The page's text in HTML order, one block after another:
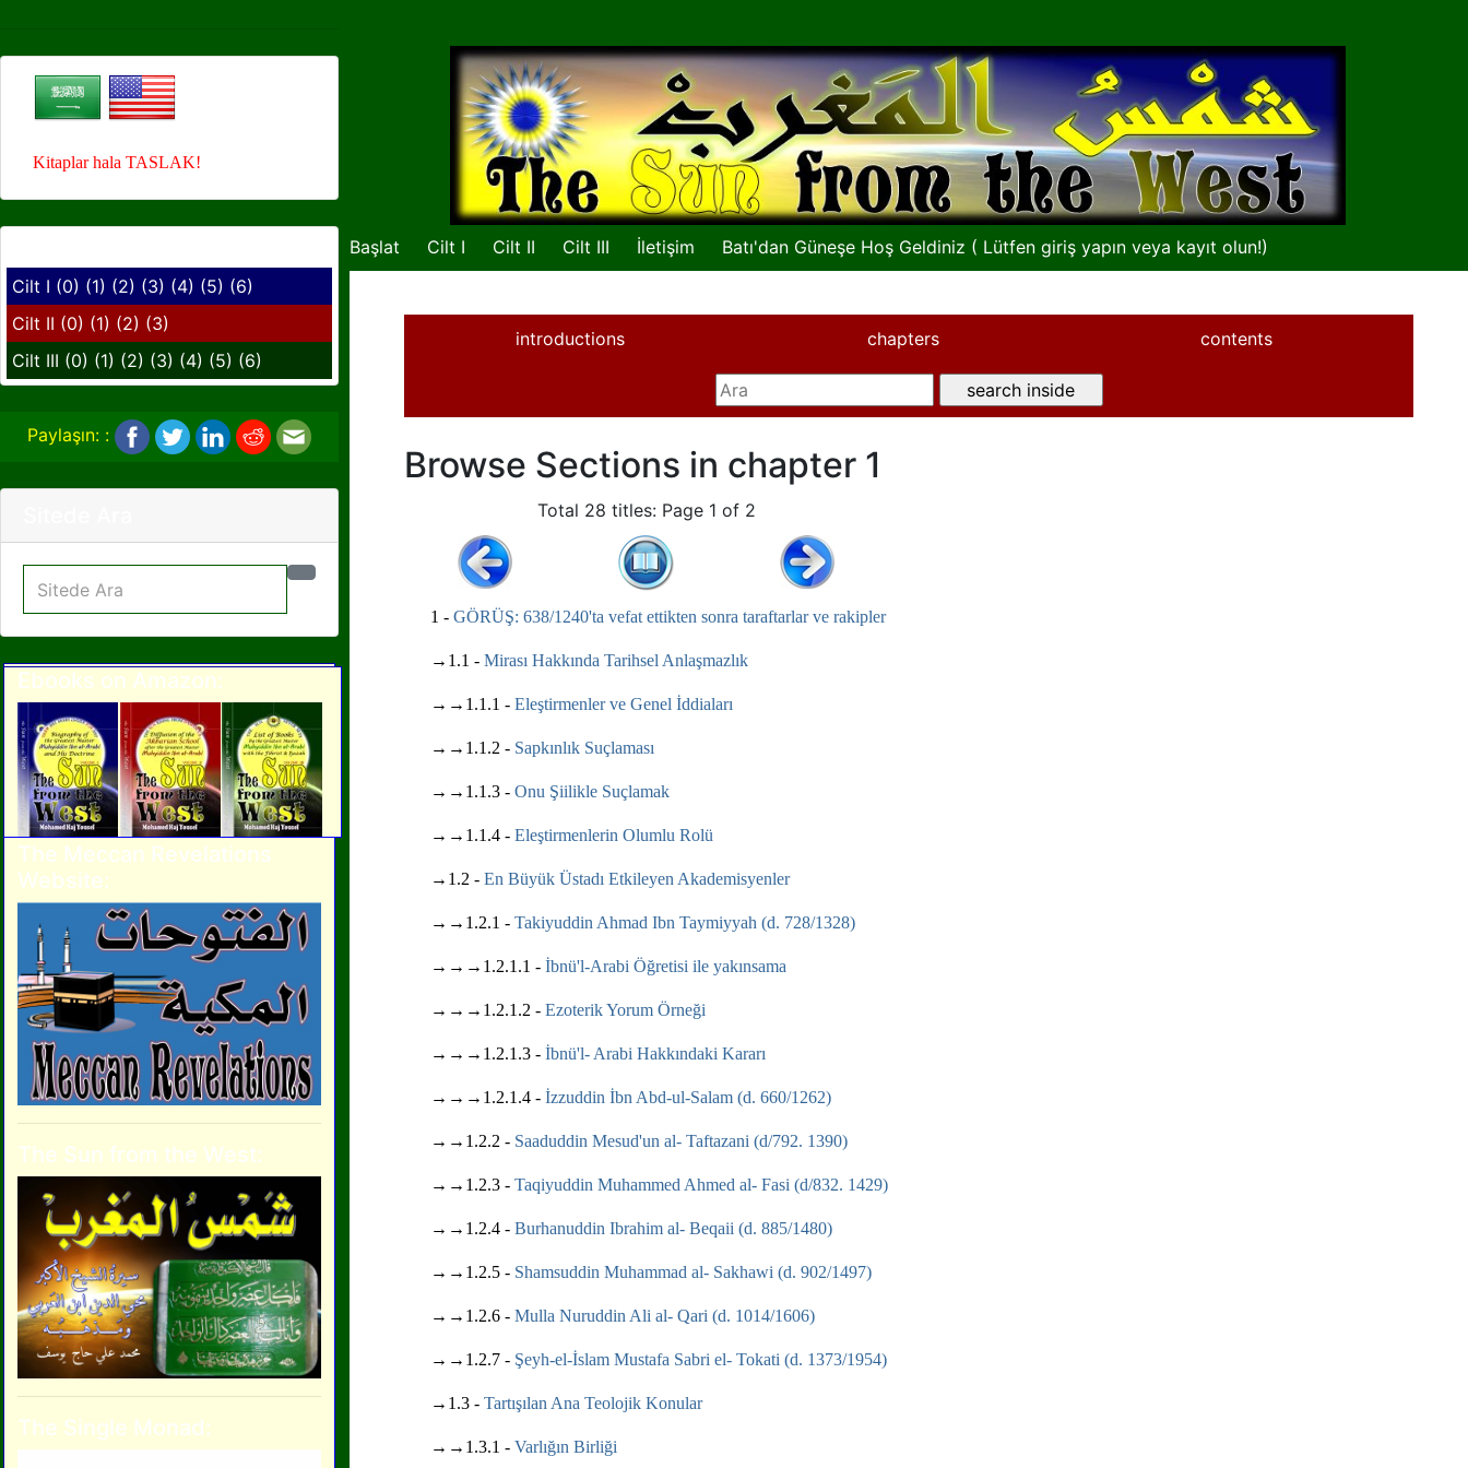
Kitaplar hala TASLAK!
Cilt I (0) (1) (2) (3) (4) (5) (6)
Cilt II (0) (1) (2) (3)
Cilt III (0) (1) (2) (3) (4) (5) (6)
Paylaşın: :
Ebooks on Amazon:
The Meccan Revelations
Website:
The Sun from the West:
The Single Monad:
Başlat Cilt I Cilt II Cilt III İletişim Batı'dan Güneşe Hoş Geldiniz ( Lütfen giriş yapın veya kayıt olun!)
introductions chapters contents
Browse Sections in chapter 1
Total 28 titles: Page 1 of 2
1 - GÖRÜŞ: 638/1240'ta vefat ettikten sonra taraftarlar ve rakipler
→1.1 - Mirası Hakkında Tarihsel Anlaşmazlık
→→1.1.1 - Eleştirmenler ve Genel İddiaları
→→1.1.2 - Sapkınlık Suçlaması
→→1.1.3 - Onu Şiilikle Suçlamak
→→1.1.4 - Eleştirmenlerin Olumlu Rolü
→1.2 - En Büyük Üstadı Etkileyen Akademisyenler
→→1.2.1 - Takiyuddin Ahmad Ibn Taymiyyah (d. 728/1328)
→→→1.2.1.1 - İbnü'l-Arabi Öğretisi ile yakınsama
→→→1.2.1.2 - Ezoterik Yorum Örneği
→→→1.2.1.3 - İbnü'l- Arabi Hakkındaki Kararı
→→→1.2.1.4 - İzzuddin İbn Abd-ul-Salam (d. 660/1262)
→→1.2.2 - Saaduddin Mesud'un al- Taftazani (d/792. 1390)
→→1.2.3 - Taqiyuddin Muhammed Ahmed al- Fasi (d/832. 1429)
→→1.2.4 - Burhanuddin Ibrahim al- Beqaii (d. 885/1480)
→→1.2.5 - Shamsuddin Muhammad al- Sakhawi (d. 902/1497)
→→1.2.6 - Mulla Nuruddin Ali al- Qari (d. 1014/1606)
→→1.2.7 - Şeyh-el-İslam Mustafa Sabri el- Tokati (d. 1373/1954)
→1.3 - Tartışılan Ana Teolojik Konular
→→1.3.1 - Varlığın Birliği